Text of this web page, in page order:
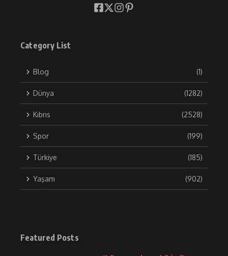
Category List
Blog (1)
Dünya (1282)
Kıbrıs (2528)
Spor (199)
Türkiye (185)
Yaşam (902)
Featured Posts